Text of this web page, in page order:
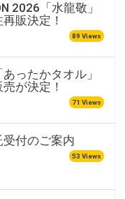
2026「水龍敬」
販決定！
89 Views
ったかタオル」
が決定！
71 Views
付のご案内
53 Views